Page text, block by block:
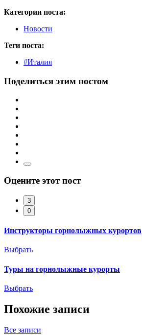
Категории поста:
Новости
Теги поста:
#Италия
Поделиться этим постом
Оцените этот пост
3
0
Инструкторы горнолыжных курортов
Выбрать
Туры на горнолыжные курорты
Выбрать
Похожие записи
Все записи